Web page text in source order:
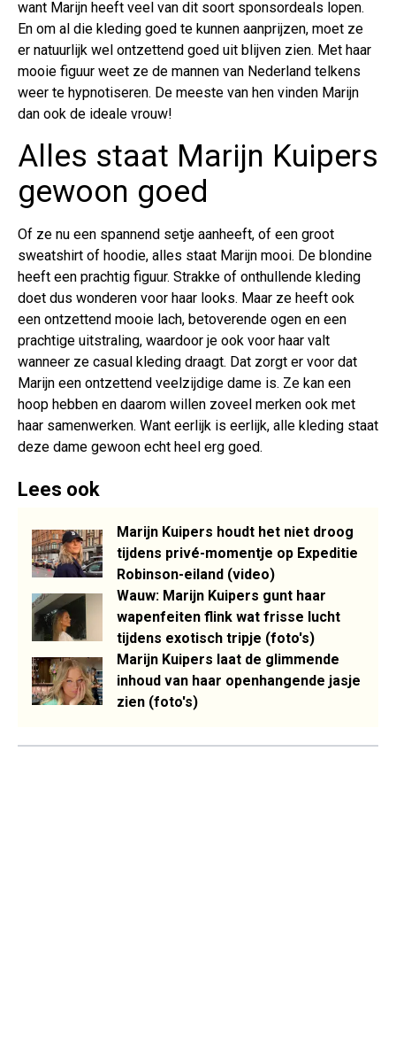
want Marijn heeft veel van dit soort sponsordeals lopen.
En om al die kleding goed te kunnen aanprijzen, moet ze
er natuurlijk wel ontzettend goed uit blijven zien. Met haar
mooie figuur weet ze de mannen van Nederland telkens
weer te hypnotiseren. De meeste van hen vinden Marijn
dan ook de ideale vrouw!
Alles staat Marijn Kuipers
gewoon goed
Of ze nu een spannend setje aanheeft, of een groot
sweatshirt of hoodie, alles staat Marijn mooi. De blondine
heeft een prachtig figuur. Strakke of onthullende kleding
doet dus wonderen voor haar looks. Maar ze heeft ook
een ontzettend mooie lach, betoverende ogen en een
prachtige uitstraling, waardoor je ook voor haar valt
wanneer ze casual kleding draagt. Dat zorgt er voor dat
Marijn een ontzettend veelzijdige dame is. Ze kan een
hoop hebben en daarom willen zoveel merken ook met
haar samenwerken. Want eerlijk is eerlijk, alle kleding staat
deze dame gewoon echt heel erg goed.
Lees ook
Marijn Kuipers houdt het niet droog
tijdens privé-momentje op Expeditie
Robinson-eiland (video)
Wauw: Marijn Kuipers gunt haar
wapenfeiten flink wat frisse lucht
tijdens exotisch tripje (foto's)
Marijn Kuipers laat de glimmende
inhoud van haar openhangende jasje
zien (foto's)